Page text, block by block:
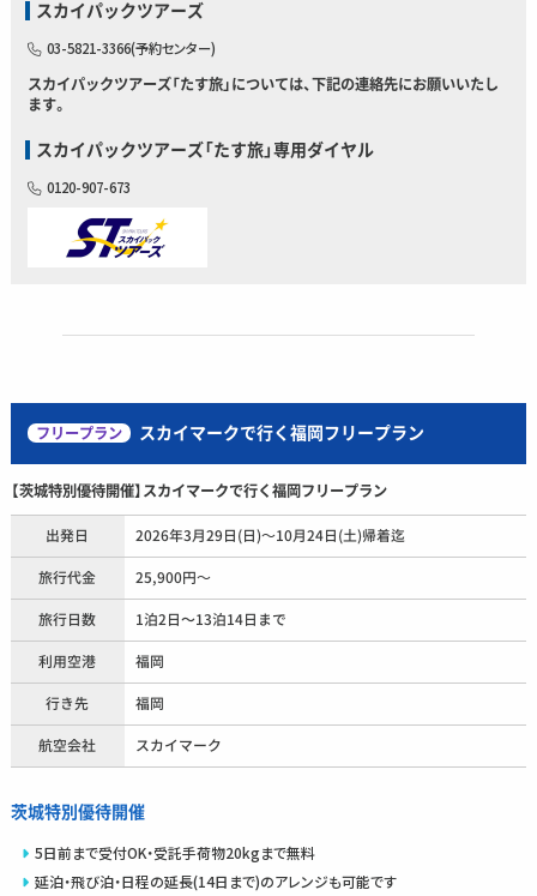
スカイパックツアーズ
03-5821-3366(予約センター)
スカイパックツアーズ「たす旅」については、下記の連絡先にお願いいたし
ます。
スカイパックツアーズ「たす旅」専用ダイヤル
0120-907-673
フリープラン スカイマークで行く福岡フリープラン
【茨城特別優待開催】スカイマークで行く福岡フリープラン
出発日 2026年3月29日(日)～10月24日(土)帰着迄
旅行代金 25,900円～
旅行日数 1泊2日〜13泊14日まで
利用空港 福岡
行き先 福岡
航空会社 スカイマーク
茨城特別優待開催
5日前まで受付OK・受託手荷物20kgまで無料
延泊・飛び泊・日程の延長(14日まで)のアレンジも可能です